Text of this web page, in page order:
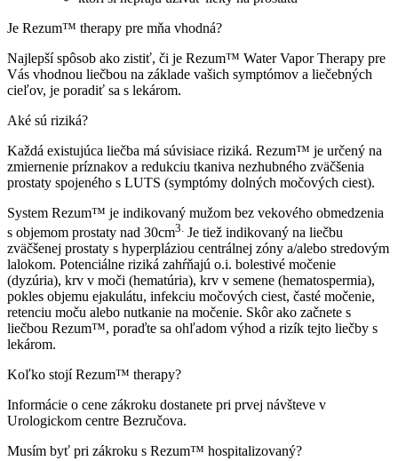
Je Rezum™ therapy pre mňa vhodná?
Najlepší spôsob ako zistiť, či je Rezum™ Water Vapor Therapy pre
Vás vhodnou liečbou na základe vašich symptómov a liečebných
cieľov, je poradiť sa s lekárom.
Aké sú riziká?
Každá existujúca liečba má súvisiace riziká. Rezum™ je určený na
zmiernenie príznakov a redukciu tkaniva nezhubného zväčšenia
prostaty spojeného s LUTS (symptómy dolných močových ciest).
System Rezum™ je indikovaný mužom bez vekového obmedzenia
s objemom prostaty nad 30cm3. Je tiež indikovaný na liečbu
zväčšenej prostaty s hyperpláziou centrálnej zóny a/alebo stredovým
lalokom. Potenciálne riziká zahŕňajú o.i. bolestivé močenie
(dyzúria), krv v moči (hematúria), krv v semene (hematospermia),
pokles objemu ejakulátu, infekciu močových ciest, časté močenie,
retenciu moču alebo nutkanie na močenie. Skôr ako začnete s
liečbou Rezum™, poraďte sa ohľadom výhod a rizík tejto liečby s
lekárom.
Koľko stojí Rezum™ therapy?
Informácie o cene zákroku dostanete pri prvej návšteve v
Urologickom centre Bezručova.
Musím byť pri zákroku s Rezum™ hospitalizovaný?